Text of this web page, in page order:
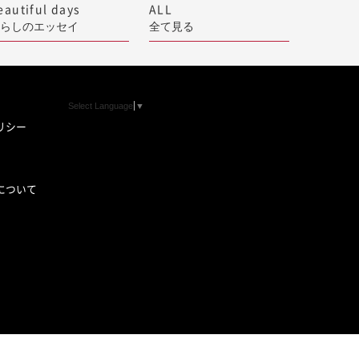
days
しのエッセイ
ALL
全て見る
シー
ついて
Select Language ▼